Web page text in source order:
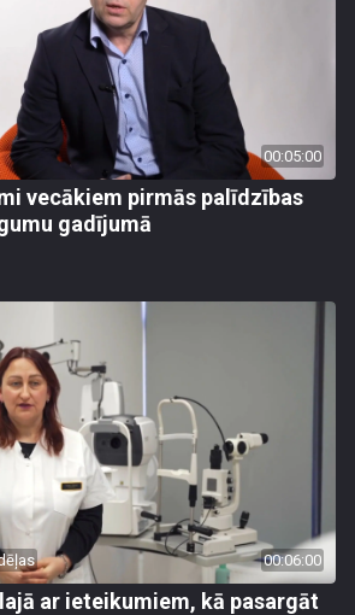
00:05:00
vecākiem pirmās palīdzības
gadījumā
00:06:00
ar ieteikumiem, kā pasargāt